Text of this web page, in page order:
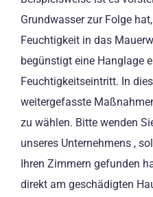
Grundwasser zur Folge
Feuchtigkeit in das
begünstigt eine Hanglage
Feuchtigkeitseintritt. In
weitergefasste
zu wählen. Bitte wenden
unseres Unternehmens ,
Ihren Zimmern gefunden
direkt am geschädigten